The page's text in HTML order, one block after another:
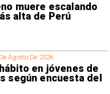
muere escalando
alta de Perú
Agosto De 2026
en jóvenes de
según encuesta del